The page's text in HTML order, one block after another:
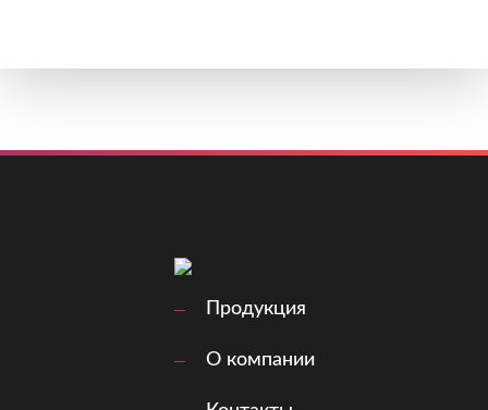
Продукция
О компании